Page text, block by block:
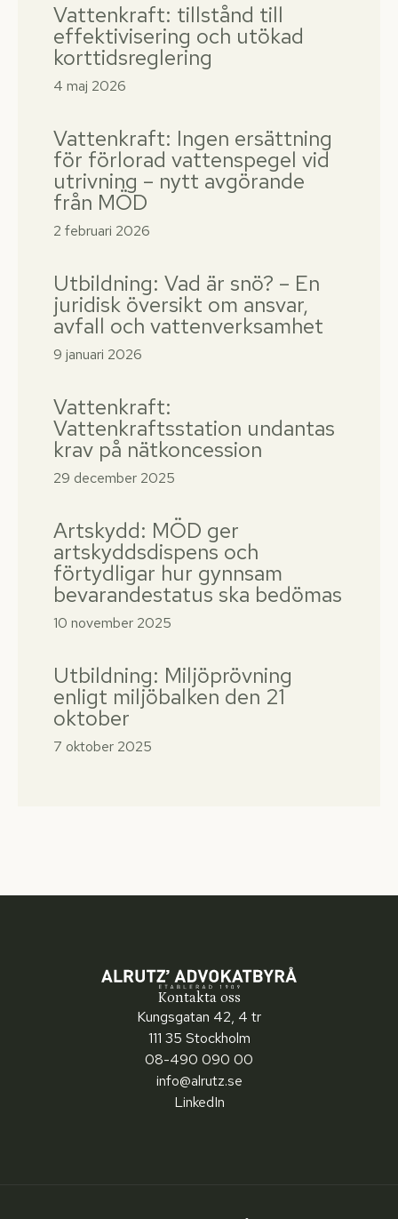
Vattenkraft: tillstånd till
effektivisering och utökad
korttidsreglering
4 maj 2026
Vattenkraft: Ingen ersättning
för förlorad vattenspegel vid
utrivning – nytt avgörande
från MÖD
2 februari 2026
Utbildning: Vad är snö? – En
juridisk översikt om ansvar,
avfall och vattenverksamhet
9 januari 2026
Vattenkraft:
Vattenkraftsstation undantas
krav på nätkoncession
29 december 2025
Artskydd: MÖD ger
artskyddsdispens och
förtydligar hur gynnsam
bevarandestatus ska bedömas
10 november 2025
Utbildning: Miljöprövning
enligt miljöbalken den 21
oktober
7 oktober 2025
Kontakta oss
Kungsgatan 42, 4 tr
111 35 Stockholm
08-490 090 00
info@alrutz.se
LinkedIn